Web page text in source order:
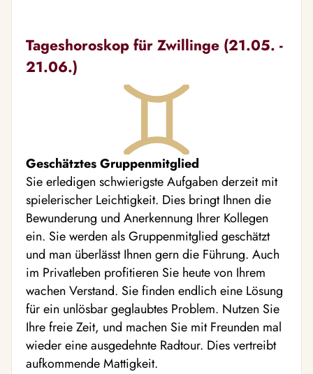
Tageshoroskop für Zwillinge (21.05. -
21.06.)
Geschätztes Gruppenmitglied
Sie erledigen schwierigste Aufgaben derzeit mit
spielerischer Leichtigkeit. Dies bringt Ihnen die
Bewunderung und Anerkennung Ihrer Kollegen
ein. Sie werden als Gruppenmitglied geschätzt
und man überlässt Ihnen gern die Führung. Auch
im Privatleben profitieren Sie heute von Ihrem
wachen Verstand. Sie finden endlich eine Lösung
für ein unlösbar geglaubtes Problem. Nutzen Sie
Ihre freie Zeit, und machen Sie mit Freunden mal
wieder eine ausgedehnte Radtour. Dies vertreibt
aufkommende Mattigkeit.